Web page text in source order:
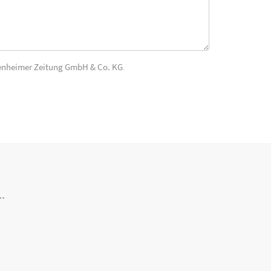
Zeitung GmbH & Co. KG.